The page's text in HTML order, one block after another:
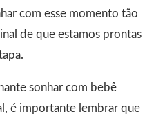
com esse momento tão
de que estamos prontas
sonhar com bebê
é importante lembrar que